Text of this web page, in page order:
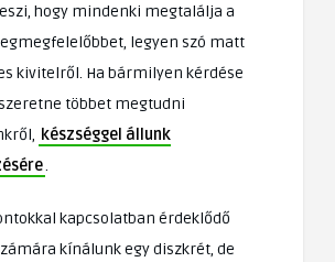
hogy mindenki megtalálja a
legyen szó matt
kivitelről. Ha bármilyen kérdése
többet megtudni
készséggel állunk
.
kapcsolatban érdeklődő
kínálunk egy diszkrét, de